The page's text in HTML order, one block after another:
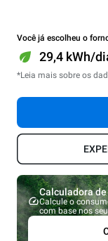
Você já escolheu o
29,4 kWh/
*Leia mais sobre os
Calculadora
Calcule o
com base nos